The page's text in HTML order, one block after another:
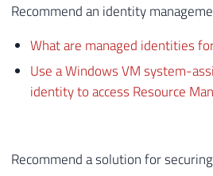
Recommend an identity
What are managed identities
Use a Windows VM system-
identity to access Resource
Recommend a solution for